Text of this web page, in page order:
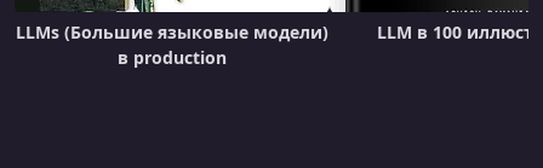
LLMs (Большие языковые модели)
в production
LLM в 100